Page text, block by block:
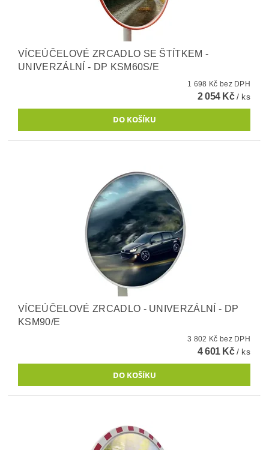
VÍCEÚČELOVÉ ZRCADLO SE ŠTÍTKEM -
UNIVERZÁLNÍ - DP KSM60S/E
1 698 Kč bez DPH
2 054 Kč/ ks
VÍCEÚČELOVÉ ZRCADLO - UNIVERZÁLNÍ - DP
KSM90/E
3 802 Kč bez DPH
4 601 Kč/ ks